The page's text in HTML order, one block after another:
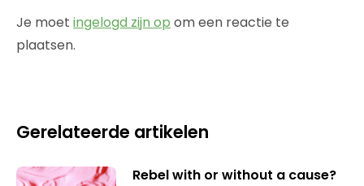
Je moet ingelogd zijn op om een reactie te
plaatsen.
Gerelateerde artikelen
Rebel with or without a cause?